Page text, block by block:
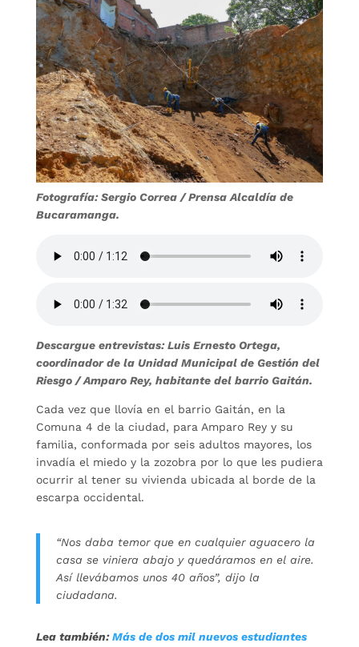
Fotografía: Sergio Correa / Prensa Alcaldía de
Bucaramanga.
Descargue entrevistas: Luis Ernesto Ortega,
coordinador de la Unidad Municipal de Gestión del
Riesgo / Amparo Rey, habitante del barrio Gaitán.
Cada vez que llovía en el barrio Gaitán, en la
Comuna 4 de la ciudad, para Amparo Rey y su
familia, conformada por seis adultos mayores, los
invadía el miedo y la zozobra por lo que les pudiera
ocurrir al tener su vivienda ubicada al borde de la
escarpa occidental.
“Nos daba temor que en cualquier aguacero la
casa se viniera abajo y quedáramos en el aire.
Así llevábamos unos 40 años”, dijo la
ciudadana.
Lea también:Más de dos mil nuevos estudiantes